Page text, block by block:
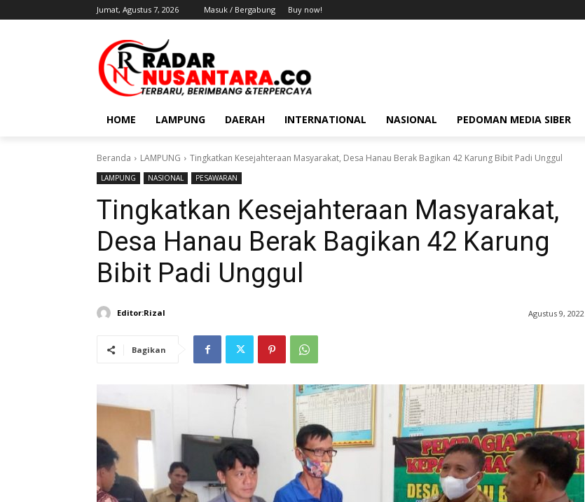
Jumat, Agustus 7, 2026 Masuk / Bergabung Buy now!
HOME LAMPUNG DAERAH INTERNATIONAL NASIONAL PEDOMAN MEDIA SIBER
Beranda LAMPUNG Tingkatkan Kesejahteraan Masyarakat, Desa Hanau Berak Bagikan 42 Karung Bibit Padi Unggul
LAMPUNG NASIONAL PESAWARAN
Tingkatkan Kesejahteraan Masyarakat,
Desa Hanau Berak Bagikan 42 Karung
Bibit Padi Unggul
Editor:Rizal Agustus 9, 2022
Bagikan